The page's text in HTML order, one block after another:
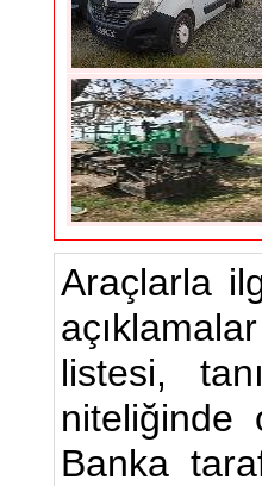
Araçlarla
listesi,
niteliğinde
Banka